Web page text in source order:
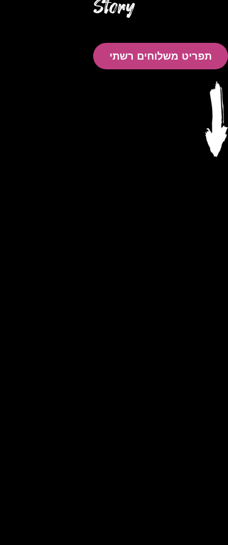
Story
תפריט משלוחים רשתי